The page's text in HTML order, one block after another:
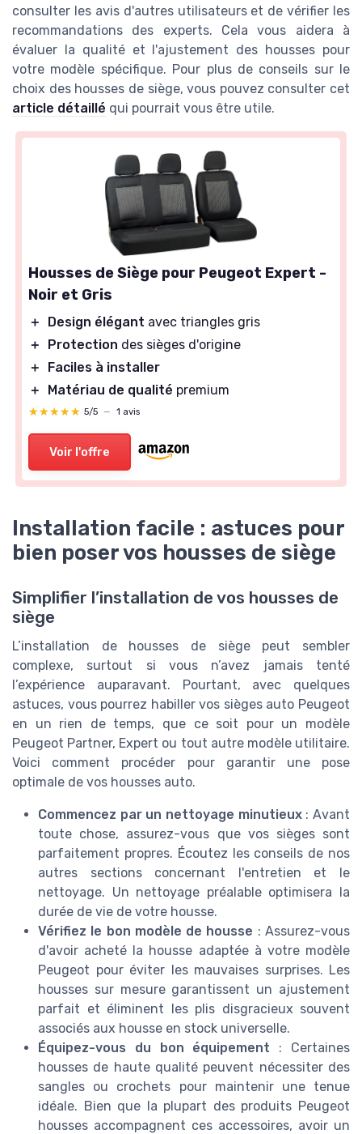
consulter les avis d'autres utilisateurs et de vérifier les
recommandations des experts. Cela vous aidera à
évaluer la qualité et l'ajustement des housses pour
votre modèle spécifique. Pour plus de conseils sur le
choix des housses de siège, vous pouvez consulter cet
article détaillé qui pourrait vous être utile.
Housses de Siège pour Peugeot Expert -
Noir et Gris
＋ Design élégant avec triangles gris
＋
Protection des sièges d'origine
＋
Faciles à installer
＋
Matériau de qualité premium
★★★★★
★★★★★ 5/5 — 1 avis
Voir l'offre
Installation facile : astuces pour
bien poser vos housses de siège
Simplifier l’installation de vos housses de
siège
L’installation de housses de siège peut sembler
complexe, surtout si vous n’avez jamais tenté
l’expérience auparavant. Pourtant, avec quelques
astuces, vous pourrez habiller vos sièges auto Peugeot
en un rien de temps, que ce soit pour un modèle
Peugeot Partner, Expert ou tout autre modèle utilitaire.
Voici comment procéder pour garantir une pose
optimale de vos housses auto.
Commencez par un nettoyage minutieux: Avant
toute chose, assurez-vous que vos sièges sont
parfaitement propres. Écoutez les conseils de nos
autres sections concernant l'entretien et le
nettoyage. Un nettoyage préalable optimisera la
durée de vie de votre housse.
Vérifiez le bon modèle de housse : Assurez-vous
d'avoir acheté la housse adaptée à votre modèle
Peugeot pour éviter les mauvaises surprises. Les
housses sur mesure garantissent un ajustement
parfait et éliminent les plis disgracieux souvent
associés aux housse en stock universelle.
Équipez-vous du bon équipement : Certaines
housses de haute qualité peuvent nécessiter des
sangles ou crochets pour maintenir une tenue
idéale. Bien que la plupart des produits Peugeot
housses accompagnent ces accessoires, avoir un